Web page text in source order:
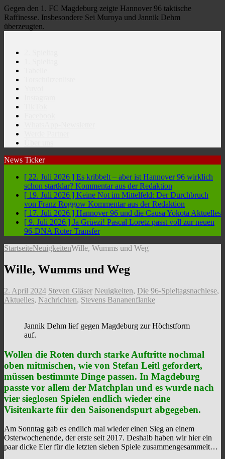
Gegen den 1. FC Magdeburg zeigte Hannover 96 taktische
Raffinesse. Insbesondere Sei Muroya und Jannik Dehm
überzeugten.
News Ticker
[ 22. Juli 2026 ] Es kribbelt – aber ist Hannover 96 wirklich
schon startklar? Kommentar aus der Redaktion
[ 19. Juli 2026 ] Keine Not im Mittelfeld: Der Durchbruch
von Franz Roggow Kommentar aus der Redaktion
[ 17. Juli 2026 ] Hannover 96 und die Causa Yokota Aktuelles
[ 9. Juli 2026 ] Ja Grüezi! Pascal Loretz passt voll zur neuen
96-DNA Roter Transfer
StartseiteNeuigkeitenWille, Wumms und Weg
Wille, Wumms und Weg
2. April 2024 Steven Gläser Neuigkeiten, Die 96-Spieltagsnachlese,
Aktuelles, Nachrichten, Stevens Bananenflanke
Jannik Dehm lief gegen Magdeburg zur Höchstform
auf.
Wollen die Roten durch starke Auftritte nochmal
oben mitmischen, wie von Stefan Leitl gefordert,
müssen bestimmte Dinge passen. In Magdeburg
passte vor allem der Matchplan und es wurde nach
vier sieglosen Spielen endlich wieder eine
Visitenkarte für den Saisonendspurt abgegeben.
Am Sonntag gab es endlich mal wieder einen Sieg an einem
Osterwochenende, der erste seit 2017. Deshalb haben wir hier ein
paar dicke Eier für die letzten sieben Spiele zusammengesammelt…